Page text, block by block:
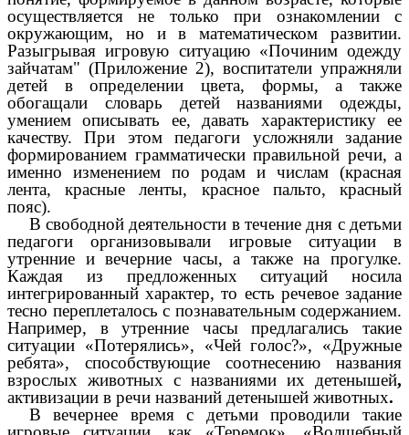
осуществляется не только при ознакомлении с
окружающим, но и в математическом развитии.
Разыгрывая игровую ситуацию «Починим одежду
зайчатам" (Приложение 2), воспитатели упражняли
детей в определении цвета, формы, а также
обогащали словарь детей названиями одежды,
умением описывать ее, давать характеристику ее
качеству. При этом педагоги усложняли задание
формированием грамматически правильной речи, а
именно изменением по родам и числам (красная
лента, красные ленты, красное пальто, красный
пояс).
В свободной деятельности в течение дня с детьми
педагоги организовывали игровые ситуации в
утренние и вечерние часы, а также на прогулке.
Каждая из предложенных ситуаций носила
интегрированный характер, то есть речевое задание
тесно переплеталось с познавательным содержанием.
Например, в утренние часы предлагались такие
ситуации «Потерялись», «Чей голос?», «Дружные
ребята», способствующие соотнесению названия
взрослых животных с названиями их детенышей,
активизации в речи названий детенышей животных.
В вечернее время с детьми проводили такие